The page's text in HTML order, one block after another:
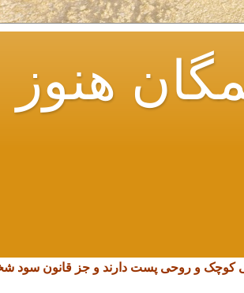
هنوز
کوچک و روحی پست دارند و جز قانون سود